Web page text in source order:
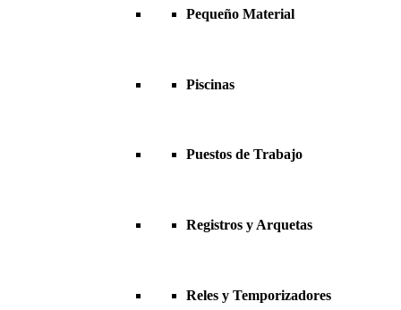
Pequeño Material
Piscinas
Puestos de Trabajo
Registros y Arquetas
Reles y Temporizadores